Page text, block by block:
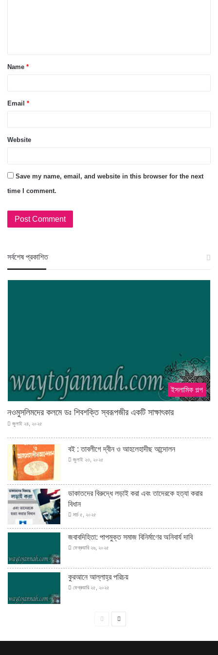
Name *
Email *
Website
Save my name, email, and website in this browser for the next
time I comment.
স‍র্বশেষ প্রকাশিত
ইসলামিক গল্প
নওমুসলিমদের কলমে ডঃ শিবশক্তি স্বরূপজীর একটি সাক্ষাৎকার
জুলাই ২৪, ২০২৫
বই : তাবলীগে দ্বীন ও আহলেহাদীছ আন্দোলন
জুলাই ২৩, ২০২৫
ডাকাতদের বিরুদ্ধে লড়াই করা এবং তাদেরকে হত্যা করার
বিধান
মার্চ ৫, ২০২৫
জবাবদিহিতা: পাপমুক্ত সমাজ বিনির্মাণের অনিবার্য দাবি
ফেব্রুয়ারি ২৬, ২০২৫
কুরআনে আল্লাহ্‌র পরিচয়
ফেব্রুয়ারি ২৫, ২০২৫
পূর্বের
পরবর্তী